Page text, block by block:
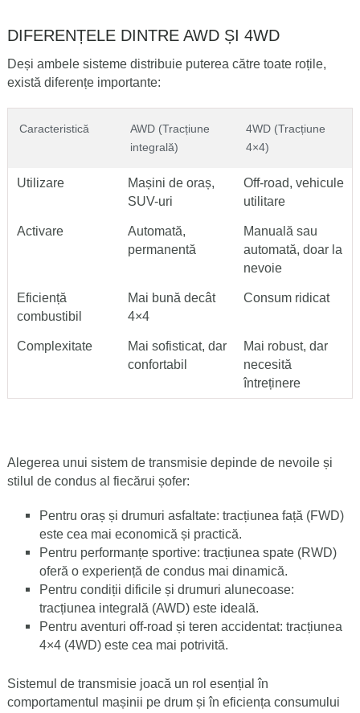
DIFERENȚELE DINTRE AWD ȘI 4WD
Deși ambele sisteme distribuie puterea către toate roțile,
există diferențe importante:
Caracteristică
AWD (Tracțiune
integrală)
4WD (Tracțiune
4×4)
Utilizare
Mașini de oraș,
SUV-uri
Off-road, vehicule
utilitare
Activare
Automată,
permanentă
Manuală sau
automată, doar la
nevoie
Eficiență
combustibil
Mai bună decât
4×4
Consum ridicat
Complexitate
Mai sofisticat, dar
confortabil
Mai robust, dar
necesită
întreținere
Alegerea unui sistem de transmisie depinde de nevoile și
stilul de condus al fiecărui șofer:
Pentru oraș și drumuri asfaltate: tracțiunea față (FWD)
este cea mai economică și practică.
Pentru performanțe sportive: tracțiunea spate (RWD)
oferă o experiență de condus mai dinamică.
Pentru condiții dificile și drumuri alunecoase:
tracțiunea integrală (AWD) este ideală.
Pentru aventuri off-road și teren accidentat: tracțiunea
4×4 (4WD) este cea mai potrivită.
Sistemul de transmisie joacă un rol esențial în
comportamentul mașinii pe drum și în eficiența consumului